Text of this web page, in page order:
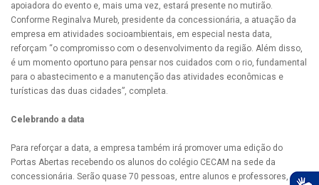
apoiadora do evento e, mais uma vez, estará presente no mutirão.
Conforme Reginalva Mureb, presidente da concessionária, a atuação da
empresa em atividades socioambientais, em especial nesta data,
reforçam “o compromisso com o desenvolvimento da região. Além disso,
é um momento oportuno para pensar nos cuidados com o rio, fundamental
para o abastecimento e a manutenção das atividades econômicas e
turísticas das duas cidades”, completa.
Celebrando a data
Para reforçar a data, a empresa também irá promover uma edição do
Portas Abertas recebendo os alunos do colégio CECAM na sede da
concessionária. Serão quase 70 pessoas, entre alunos e professores,